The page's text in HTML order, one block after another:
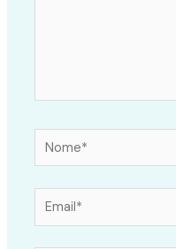
Nome*
Email*